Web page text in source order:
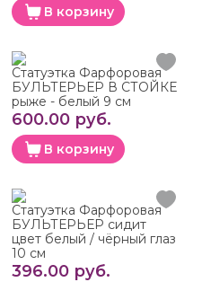
В корзину
Статуэтка Фарфоровая
БУЛЬТЕРЬЕР В СТОЙКЕ
рыже - белый 9 см
600.00 руб.
В корзину
Статуэтка Фарфоровая
БУЛЬТЕРЬЕР сидит
цвет белый / чёрный глаз
10 см
396.00 руб.